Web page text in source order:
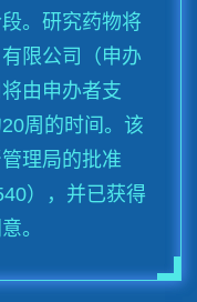
。研究药物将
限公司（申办
由申办者支
周的时间。该
理局的批准
），并已获得
。